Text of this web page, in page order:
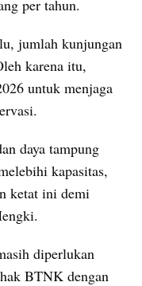
per tahun.
jumlah kunjungan
karena itu,
untuk menjaga
daya tampung
kapasitas,
ketat ini demi
diperlukan
BTNK dengan